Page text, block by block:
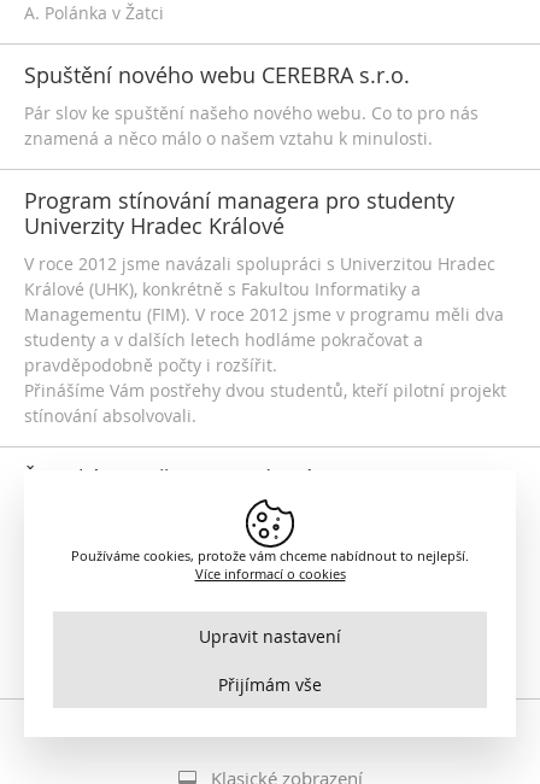
A. Polánka v Žatci
Spuštění nového webu CEREBRA s.r.o.
Pár slov ke spuštění našeho nového webu. Co to pro nás
znamená a něco málo o našem vztahu k minulosti.
Program stínování managera pro studenty
Univerzity Hradec Králové
V roce 2012 jsme navázali spolupráci s Univerzitou Hradec
Králové (UHK), konkrétně s Fakultou Informatiky a
Managementu (FIM). V roce 2012 jsme v programu měli dva
studenty a v dalších letech hodláme pokračovat a
pravděpodobně počty i rozšířit.
Přinášíme Vám postřehy dvou studentů, kteří pilotní projekt
stínování absolvovali.
Žatecký stroj času - moderní expozice
Abyste viděli, co konkrétně se skrývá za naším projektem
'Moderní expozice', připravili jsme pro Vás pár slov o
konkrétním projektu. Od poloviny roku 2012 vznikal projekt
Žatci. Cílem bylo využít moderních technologií a vtáhnout
návštěvníka do dění tak, aby se cítil obohacen nejen
Klasické zobrazení
Používáme cookies, protože vám chceme nabídnout to nejlepší.
Více informací o cookies
Pro klíčové funkce webových stránek jako je zabezpečení,
Funkční a preferenční
Upravit nastavení
Přijímám vše